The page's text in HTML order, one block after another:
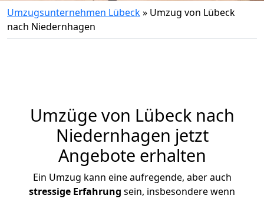
Umzugsunternehmen Lübeck» Umzug von Lübeck
nach Niedernhagen
Umzüge von Lübeck nach
Niedernhagen jetzt
Angebote erhalten
Ein Umzug kann eine aufregende, aber auch
stressige Erfahrung sein, insbesondere wenn